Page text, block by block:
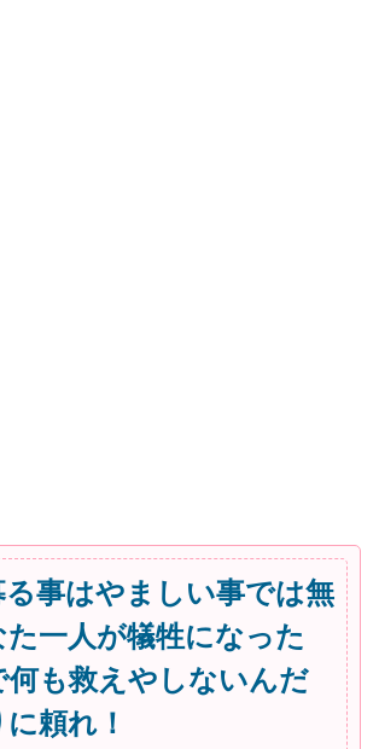
る事はやましい事では無
た一人が犠牲になった
何も救えやしないんだ
頼れ！